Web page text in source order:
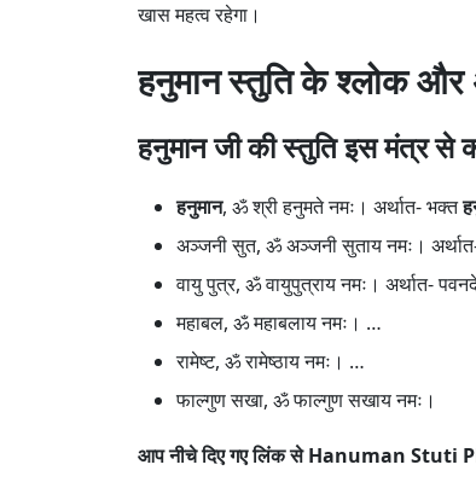
खास महत्व रहेगा।
हनुमान स्तुति के श्लोक और
हनुमान जी की स्तुति इस मंत्र से
हनुमान, ॐ श्री हनुमते नमः। अर्थात- भक्त
अञ्जनी सुत, ॐ अञ्जनी सुताय नमः।
वायु पुत्र, ॐ वायुपुत्राय नमः। अर्थात-
महाबल, ॐ महाबलाय नमः। …
रामेष्ट, ॐ रामेष्ठाय नमः। …
फाल्गुण सखा, ॐ फाल्गुण सखाय नमः।
आप नीचे दिए गए लिंक से Hanuman Stuti